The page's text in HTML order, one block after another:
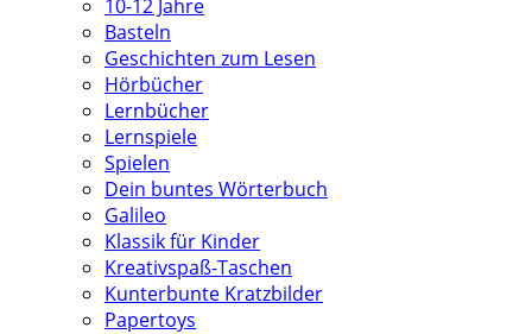
10-12 Jahre
Basteln
Geschichten zum Lesen
Hörbücher
Lernbücher
Lernspiele
Spielen
Dein buntes Wörterbuch
Galileo
Klassik für Kinder
Kreativspaß-Taschen
Kunterbunte Kratzbilder
Papertoys